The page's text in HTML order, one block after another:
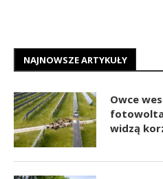
NAJNOWSZE ARTYKUŁY
Owce
widzą